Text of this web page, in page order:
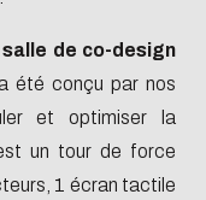
salle de co-design
été conçu par nos
et optimiser la
un tour de force
1 écran tactile